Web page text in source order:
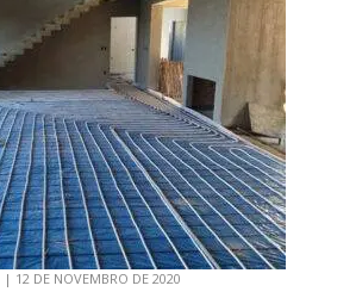
| 12 DE NOVEMBRO DE 2020